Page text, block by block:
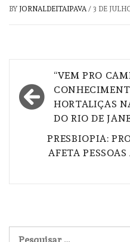
BY JORNALDEITAIPAVA/ 3 DE
Navegação
de
Post
“VEM PRO
HORTALIÇAS
DO RIO DE
PRESBIOPIA:
AFETA